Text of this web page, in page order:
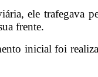
ele
frente.
inicial foi